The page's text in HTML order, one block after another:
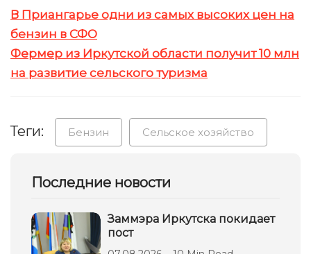
В Приангарье одни из самых высоких цен на
бензин в СФО
Фермер из Иркутской области получит 10 млн
на развитие сельского туризма
Теги: Бензин Сельское хозяйство
Последние новости
Заммэра Иркутска покидает
пост